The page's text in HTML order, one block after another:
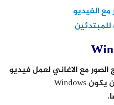
مع الفيديو
مع الاغاني لعمل فيديو
للكمبيوتر بالعربي ، فيمكن أن يكون Windows